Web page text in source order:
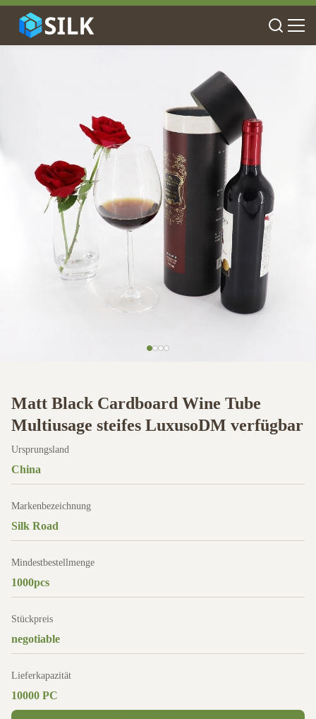
Matt Black Cardboard Wine Tube
Multiusage steifes LuxusoDM verfügbar
Ursprungsland
China
Markenbezeichnung
Silk Road
Mindestbestellmenge
1000pcs
Stückpreis
negotiable
Lieferkapazität
10000 PC